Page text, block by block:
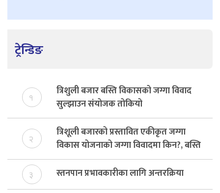
ट्रेन्डिङ
१
त्रिशुली बजार बस्ति विकासको जग्गा विवाद
सुल्झाउन संयोजक तोकियो
२
त्रिशूली बजारको प्रस्तावित एकीकृत जग्गा
विकास योजनाको जग्गा विवादमा किन?, बस्ति
विकास दर्ता नभए समिति विघटन हुने
३ स्तनपान प्रभावकारीका लागि अन्तरक्रिया